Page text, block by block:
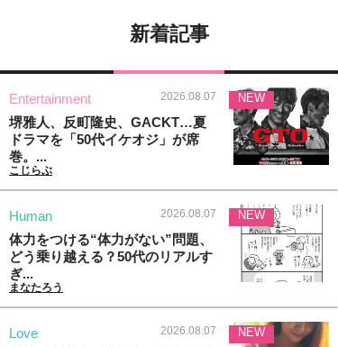
新着記事
Entertainment 2026.08.07
堺雅人、反町隆史、GACKT…夏
ドラマを「50代イケオジ」が席
巻。...
こじらぶ
NEW
Human 2026.08.07
体力をつける“体力がない”問題、
どう乗り越える？50代のリアルす
ぎ...
まなたろう
NEW
Love 2026.08.07 NEW